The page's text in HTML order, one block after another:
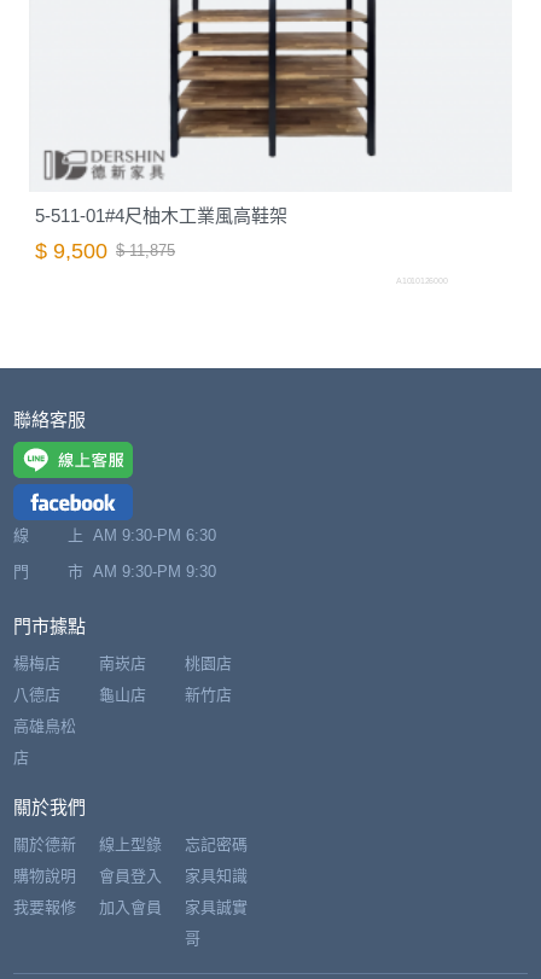
5-511-01#4尺柚木工業風高鞋架
$ 9,500 $ 11,875
A1010126000
聯絡客服
線 上 AM 9:30-PM 6:30
門 市 AM 9:30-PM 9:30
門市據點
楊梅店
八德店
南崁店
龜山店
桃園店
新竹店
高雄鳥松
店
關於我們
關於德新
購物說明
我要報修
線上型錄
會員登入
加入會員
忘記密碼
家具知識
家具誠實
哥